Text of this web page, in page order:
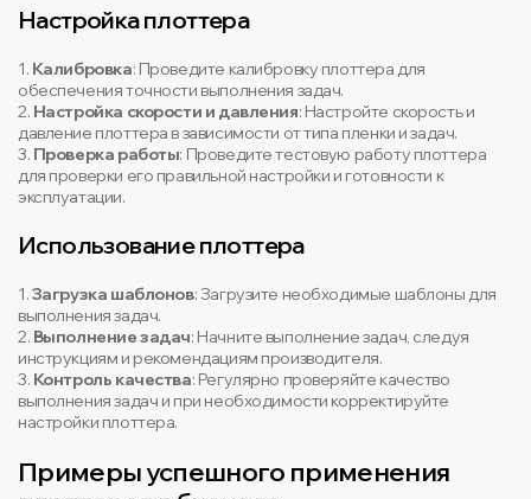
Настройка плоттера
1. Калибровка: Проведите калибровку плоттера для
обеспечения точности выполнения задач.
2. Настройка скорости и давления: Настройте скорость и
давление плоттера в зависимости от типа пленки и задач.
3. Проверка работы: Проведите тестовую работу плоттера
для проверки его правильной настройки и готовности к
эксплуатации.
Использование плоттера
1.Загрузка шаблонов: Загрузите необходимые шаблоны для
выполнения задач.
2. Выполнение задач: Начните выполнение задач, следуя
инструкциям и рекомендациям производителя.
3. Контроль качества: Регулярно проверяйте качество
выполнения задач и при необходимости корректируйте
настройки плоттера.
Примеры успешного применения